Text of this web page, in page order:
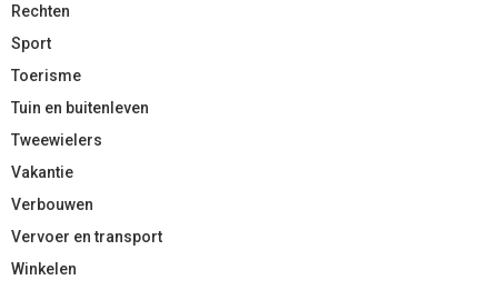
Rechten
Sport
Toerisme
Tuin en buitenleven
Tweewielers
Vakantie
Verbouwen
Vervoer en transport
Winkelen